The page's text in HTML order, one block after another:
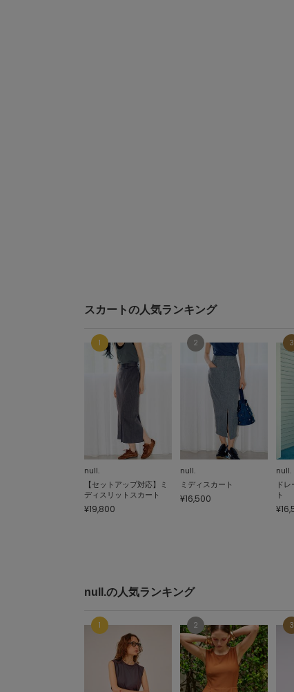
スカートの人気ランキング
null.
【セットアップ対応】ミ
ディスリットスカート
¥19,800
null.
ミディスカート
¥16,500
null.
ド
ト
null.の人気ランキング